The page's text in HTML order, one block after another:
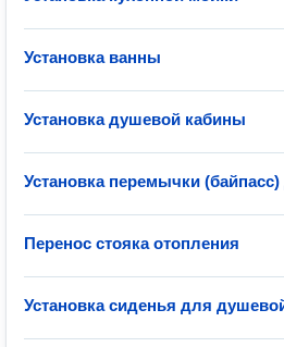
Установка ванны
Установка душевой кабины
Установка перемычки
Перенос стояка отопления
Установка сиденья для